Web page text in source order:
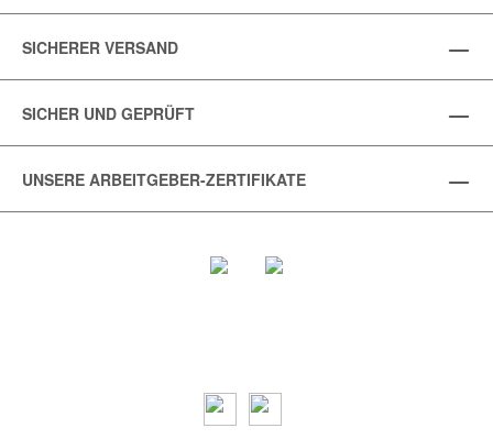
SICHERER VERSAND
SICHER UND GEPRÜFT
UNSERE ARBEITGEBER-ZERTIFIKATE